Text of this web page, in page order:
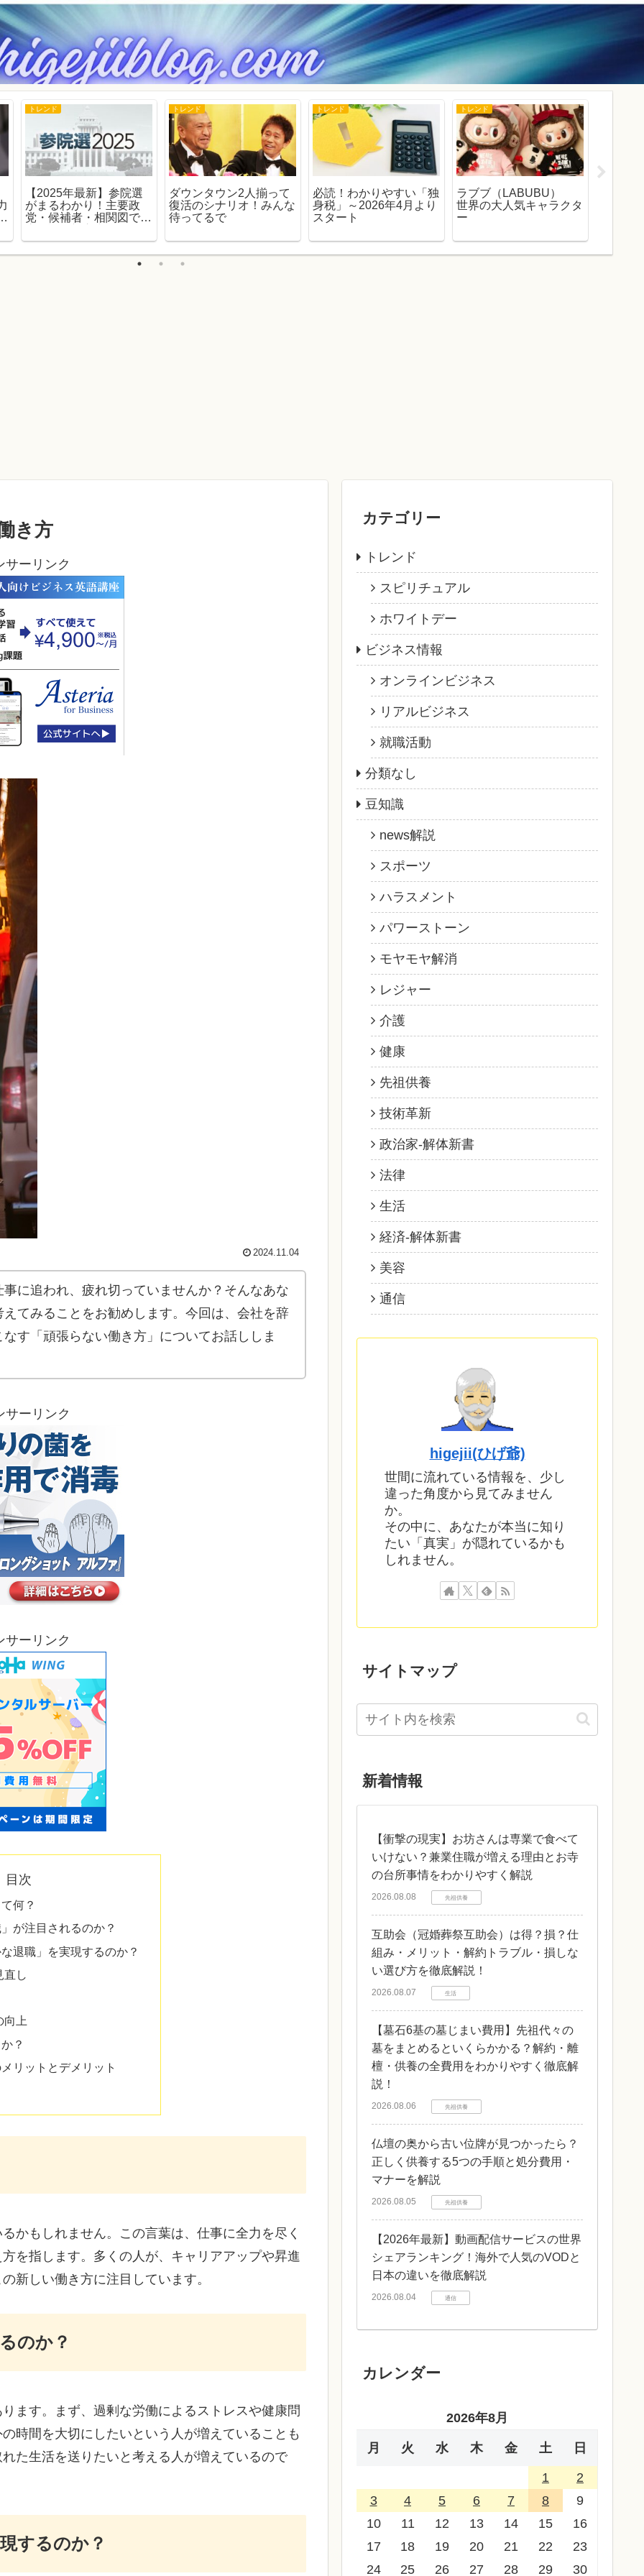
トレンド
【2025年最新】参院選
がまるわかり！主要政
党・候補者・相関図で徹
しい参議院選挙ガイド
トレンド
ダウンタウン2人揃って
復活のシナリオ！みんな
待ってるで
トレンド
必読！わかりやすい「独
身税」～2026年4月より
スタート
トレンド
ラブブ（LABUBU）
世界の大人気キャラクタ
ー
き方
サーリンク
2024.11.04
に追われ、疲れ切っていませんか？そんなあな
てみることをお勧めします。今回は、会社を辞
す「頑張らない働き方」についてお話ししま
サーリンク
サーリンク
目次
何？
が注目されるのか？
退職」を実現するのか？
直し
向上
？
リットとデメリット
かもしれません。この言葉は、仕事に全力を尽く
を指します。多くの人が、キャリアアップや昇進
新しい働き方に注目しています。
のか？
ます。まず、過剰な労働によるストレスや健康問
時間を大切にしたいという人が増えていることも
た生活を送りたいと考える人が増えているので
するのか？
カテゴリー
トレンド
スピリチュアル
ホワイトデー
ビジネス情報
オンラインビジネス
リアルビジネス
就職活動
分類なし
豆知識
news解説
スポーツ
ハラスメント
パワーストーン
モヤモヤ解消
レジャー
介護
健康
先祖供養
技術革新
政治家‐解体新書
法律
生活
経済‐解体新書
美容
通信
higejii(ひげ爺)
世間に流れている情報を、少し
違った角度から見てみません
か。
その中に、あなたが本当に知り
たい「真実」が隠れているかも
しれません。
サイトマップ
新着情報
【衝撃の現実】お坊さんは専業で食べて
いけない？兼業住職が増える理由とお寺
の台所事情をわかりやすく解説
2026.08.08 先祖供養
互助会（冠婚葬祭互助会）は得？損？仕
組み・メリット・解約トラブル・損しな
い選び方を徹底解説！
2026.08.07 生活
【墓石6基の墓じまい費用】先祖代々の
墓をまとめるといくらかかる？解約・離
檀・供養の全費用をわかりやすく徹底解
説！
2026.08.06 先祖供養
仏壇の奥から古い位牌が見つかったら？
正しく供養する5つの手順と処分費用・
マナーを解説
2026.08.05 先祖供養
【2026年最新】動画配信サービスの世界
シェアランキング！海外で人気のVODと
日本の違いを徹底解説
2026.08.04 通信
カレンダー
2026年8月
月 火 水 木 金 土 日
1
2
3
4 5 6 7 8
9
10
11 12 13 14 15
16
17
18 19 20 21 22
23
24
25 26 27 28 29 30